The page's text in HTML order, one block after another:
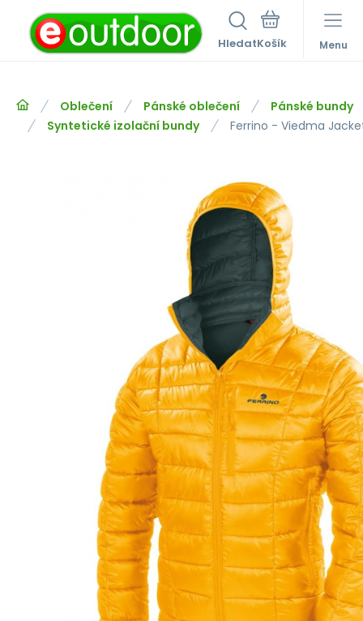
Hledat Menu
Oblečení Pánské oblečení
Pánské bundy
Syntetické izolační bundy
Ferrino - Viedma